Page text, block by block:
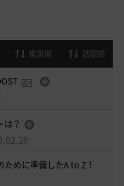
推奨順 話題順
は？
めに準備したA to Z！